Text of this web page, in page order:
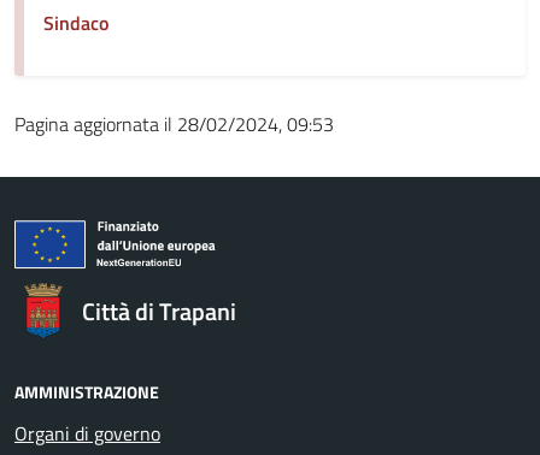
Sindaco
Pagina aggiornata il 28/02/2024, 09:53
Città di Trapani
AMMINISTRAZIONE
Organi di governo